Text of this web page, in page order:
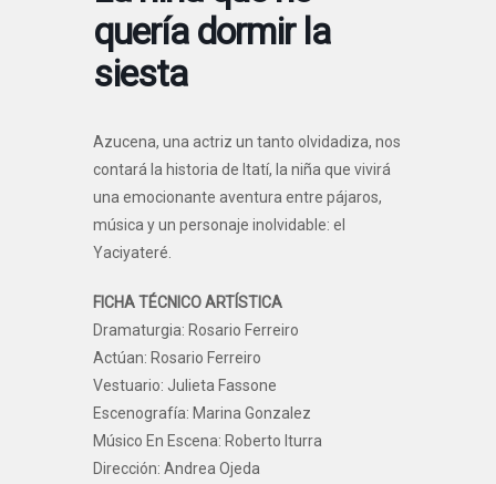
quería dormir la
siesta
Azucena, una actriz un tanto olvidadiza, nos
contará la historia de Itatí, la niña que vivirá
una emocionante aventura entre pájaros,
música y un personaje inolvidable: el
Yaciyateré.
FICHA TÉCNICO ARTÍSTICA
Dramaturgia: Rosario Ferreiro
Actúan: Rosario Ferreiro
Vestuario: Julieta Fassone
Escenografía: Marina Gonzalez
Músico En Escena: Roberto Iturra
Dirección: Andrea Ojeda